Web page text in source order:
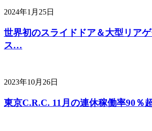
2024年1月25日
世界初のスライドドア＆大型リア
ス…
2023年10月26日
東京C.R.C. 11月の連休稼働率90％